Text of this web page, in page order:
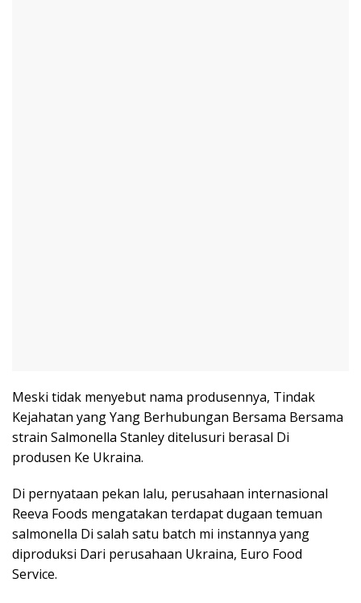
Meski tidak menyebut nama produsennya, Tindak
Kejahatan yang Yang Berhubungan Bersama Bersama
strain Salmonella Stanley ditelusuri berasal Di
produsen Ke Ukraina.
Di pernyataan pekan lalu, perusahaan internasional
Reeva Foods mengatakan terdapat dugaan temuan
salmonella Di salah satu batch mi instannya yang
diproduksi Dari perusahaan Ukraina, Euro Food
Service.